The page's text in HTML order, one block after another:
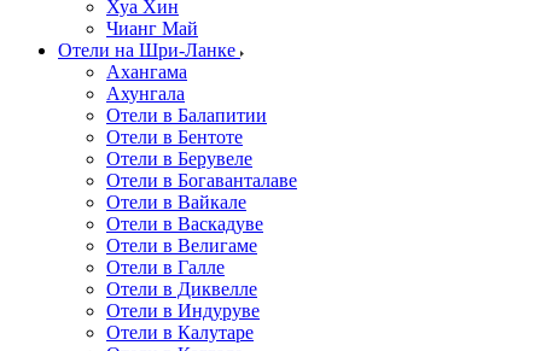
Хуа Хин
Чианг Май
Отели на Шри-Ланке
Ахангама
Ахунгала
Отели в Балапитии
Отели в Бентоте
Отели в Берувеле
Отели в Богаванталаве
Отели в Вайкале
Отели в Васкадуве
Отели в Велигаме
Отели в Галле
Отели в Диквелле
Отели в Индуруве
Отели в Калутаре